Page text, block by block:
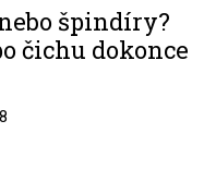
špindíry?
čichu dokonce